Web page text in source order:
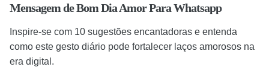
Mensagem de Bom Dia Amor Para Whatsapp
Inspire-se com 10 sugestões encantadoras e entenda
como este gesto diário pode fortalecer laços amorosos na
era digital.